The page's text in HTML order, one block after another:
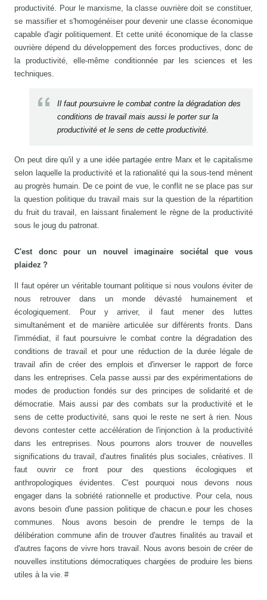
productivité. Pour le marxisme, la classe ouvrière doit se constituer,
se massifier et s'homogénéiser pour devenir une classe économique
capable d'agir politiquement. Et cette unité économique de la classe
ouvrière dépend du développement des forces productives, donc de
la productivité, elle-même conditionnée par les sciences et les
techniques.
Il faut poursuivre le combat contre la dégradation des
conditions de travail mais aussi le porter sur la
productivité et le sens de cette productivité.
On peut dire qu'il y a une idée partagée entre Marx et le capitalisme
selon laquelle la productivité et la rationalité qui la sous-tend mènent
au progrès humain. De ce point de vue, le conflit ne se place pas sur
la question politique du travail mais sur la question de la répartition
du fruit du travail, en laissant finalement le règne de la productivité
sous le joug du patronat.
C'est donc pour un nouvel imaginaire sociétal que vous
plaidez ?
Il faut opérer un véritable tournant politique si nous voulons éviter de
nous retrouver dans un monde dévasté humainement et
écologiquement. Pour y arriver, il faut mener des luttes
simultanément et de manière articulée sur différents fronts. Dans
l'immédiat, il faut poursuivre le combat contre la dégradation des
conditions de travail et pour une réduction de la durée légale de
travail afin de créer des emplois et d'inverser le rapport de force
dans les entreprises. Cela passe aussi par des expérimentations de
modes de production fondés sur des principes de solidarité et de
démocratie. Mais aussi par des combats sur la productivité et le
sens de cette productivité, sans quoi le reste ne sert à rien. Nous
devons contester cette accélération de l'injonction à la productivité
dans les entreprises. Nous pourrons alors trouver de nouvelles
significations du travail, d'autres finalités plus sociales, créatives. Il
faut ouvrir ce front pour des questions écologiques et
anthropologiques évidentes. C'est pourquoi nous devons nous
engager dans la sobriété rationnelle et productive. Pour cela, nous
avons besoin d'une passion politique de chacun.e pour les choses
communes. Nous avons besoin de prendre le temps de la
délibération commune afin de trouver d'autres finalités au travail et
d'autres façons de vivre hors travail. Nous avons besoin de créer de
nouvelles institutions démocratiques chargées de produire les biens
utiles à la vie. #